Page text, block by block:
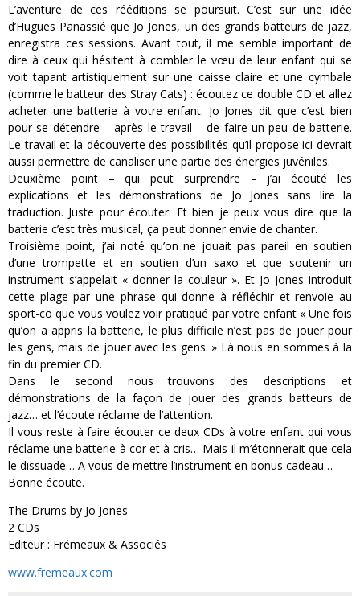
L’aventure de ces rééditions se poursuit. C’est sur une idée
d’Hugues Panassié que Jo Jones, un des grands batteurs de jazz,
enregistra ces sessions. Avant tout, il me semble important de
dire à ceux qui hésitent à combler le vœu de leur enfant qui se
voit tapant artistiquement sur une caisse claire et une cymbale
(comme le batteur des Stray Cats) : écoutez ce double CD et allez
acheter une batterie à votre enfant. Jo Jones dit que c’est bien
pour se détendre – après le travail – de faire un peu de batterie.
Le travail et la découverte des possibilités qu’il propose ici devrait
aussi permettre de canaliser une partie des énergies juvéniles.
Deuxième point – qui peut surprendre – j’ai écouté les
explications et les démonstrations de Jo Jones sans lire la
traduction. Juste pour écouter. Et bien je peux vous dire que la
batterie c’est très musical, ça peut donner envie de chanter.
Troisième point, j’ai noté qu’on ne jouait pas pareil en soutien
d’une trompette et en soutien d’un saxo et que soutenir un
instrument s’appelait « donner la couleur ». Et Jo Jones introduit
cette plage par une phrase qui donne à réfléchir et renvoie au
sport-co que vous voulez voir pratiqué par votre enfant « Une fois
qu’on a appris la batterie, le plus difficile n’est pas de jouer pour
les gens, mais de jouer avec les gens. » Là nous en sommes à la
fin du premier CD.
Dans le second nous trouvons des descriptions et
démonstrations de la façon de jouer des grands batteurs de
jazz… et l’écoute réclame de l’attention.
Il vous reste à faire écouter ce deux CDs à votre enfant qui vous
réclame une batterie à cor et à cris… Mais il m’étonnerait que cela
le dissuade… A vous de mettre l’instrument en bonus cadeau…
Bonne écoute.
The Drums by Jo Jones
2 CDs
Editeur : Frémeaux & Associés
www.fremeaux.com